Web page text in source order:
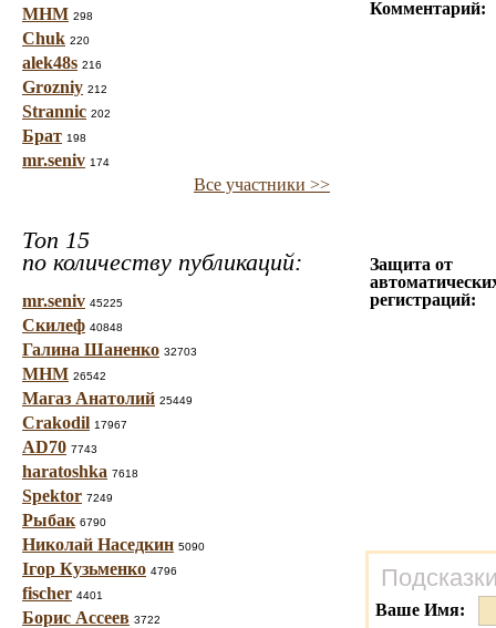
МНМ 298
Chuk 220
alek48s 216
Grozniy 212
Strannic 202
Брат 198
mr.seniv 174
Все участники >>
Топ 15
по количеству публикаций:
mr.seniv 45225
Скилеф 40848
Галина Шаненко 32703
МНМ 26542
Магаз Анатолий 25449
Crakodil 17967
AD70 7743
haratoshka 7618
Spektor 7249
Рыбак 6790
Николай Наседкин 5090
Ігор Кузьменко 4796
fischer 4401
Борис Ассеев 3722
Комментарий:
Защита от
регистраций:
Ваше Имя: